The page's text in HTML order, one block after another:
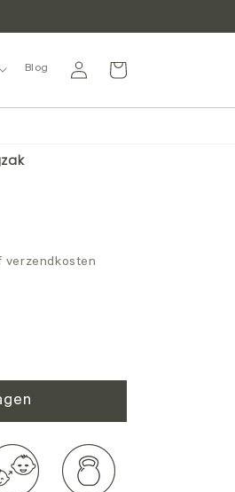
Blog InloggenWinkelwagen
verzendkosten